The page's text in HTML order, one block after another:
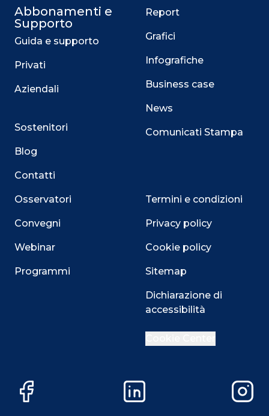
Abbonamenti e
Supporto
Guida e supporto
Privati
Aziendali
Sostenitori
Blog
Contatti
Osservatori
Convegni
Webinar
Programmi
Report
Grafici
Infografiche
Business case
News
Comunicati Stampa
Termini e condizioni
Privacy policy
Cookie policy
Sitemap
Dichiarazione di
accessibilità
Facebook LinkedIn
Questo sito utilizza i cookie